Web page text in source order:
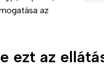
az
ezt az